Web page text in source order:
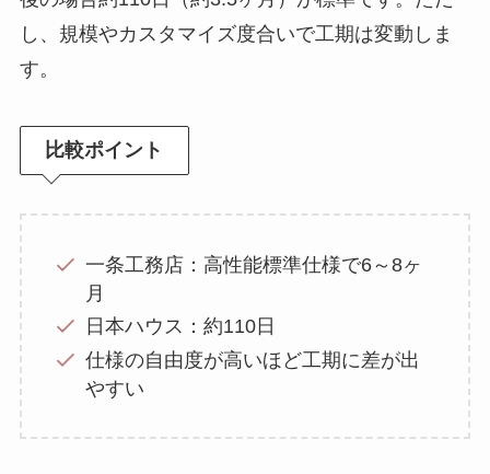
し、規模やカスタマイズ度合いで工期は変動しま
す。
比較ポイント
一条工務店：高性能標準仕様で6～8ヶ
月
日本ハウス：約110日
仕様の自由度が高いほど工期に差が出
やすい